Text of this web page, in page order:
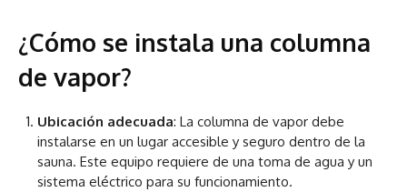
¿Cómo se instala una columna
de vapor?
Ubicación adecuada: La columna de vapor debe
instalarse en un lugar accesible y seguro dentro de la
sauna. Este equipo requiere de una toma de agua y un
sistema eléctrico para su funcionamiento.